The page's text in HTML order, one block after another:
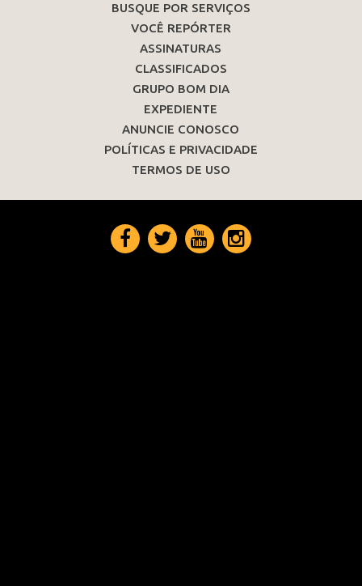
BUSQUE POR SERVIÇOS
VOCÊ REPÓRTER
ASSINATURAS
CLASSIFICADOS
GRUPO BOM DIA
EXPEDIENTE
ANUNCIE CONOSCO
POLÍTICAS E PRIVACIDADE
TERMOS DE USO